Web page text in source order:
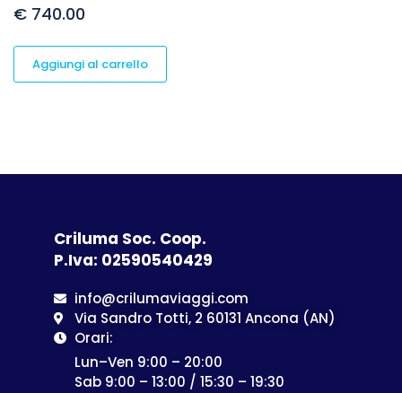
€ 740.00
Aggiungi al carrello
Criluma Soc. Coop.
P.Iva: 02590540429
info@crilumaviaggi.com
Via Sandro Totti, 2 60131 Ancona (AN)
Orari:
Lun–Ven 9:00 – 20:00
Sab 9:00 – 13:00 / 15:30 – 19:30